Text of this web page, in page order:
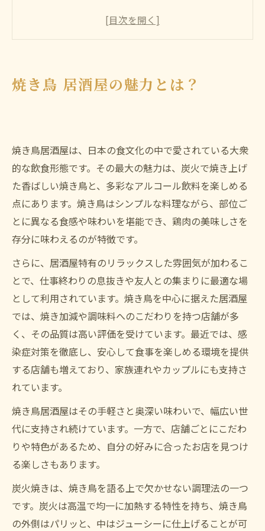
焼き鳥 持ち帰りサービスを活用しよう
よくある質問
焼き鳥 居酒屋の魅力とは？
焼き鳥居酒屋は、日本の食文化の中で愛されている大衆
的な飲食形態です。その最大の魅力は、炭火で焼き上げ
た香ばしい焼き鳥と、多彩なアルコール飲料を楽しめる
点にあります。焼き鳥はシンプルな料理ながら、部位ご
とに異なる食感や味わいを堪能でき、鶏肉の美味しさを
存分に味わえるのが特徴です。
さらに、居酒屋特有のリラックスした雰囲気が加わるこ
とで、仕事終わりの息抜きや友人との集まりに最適な場
として利用されています。焼き鳥を中心に据えた居酒屋
では、焼き加減や調味料へのこだわりを持つ店舗が多
く、その品質は高い評価を受けています。最近では、感
染症対策を徹底し、安心して食事を楽しめる環境を提供
する店舗も増えており、家族連れやカップルにも支持さ
れています。
焼き鳥居酒屋はその手軽さと奥深い味わいで、幅広い世
代に支持され続けています。一方で、店舗ごとにこだわ
りや特色があるため、自分の好みに合ったお店を見つけ
る楽しさもあります。
炭火焼きは、焼き鳥を語る上で欠かせない調理法の一つ
です。炭火は高温で均一に加熱する特性を持ち、焼き鳥
の外側はパリッと、中はジューシーに仕上げることが可